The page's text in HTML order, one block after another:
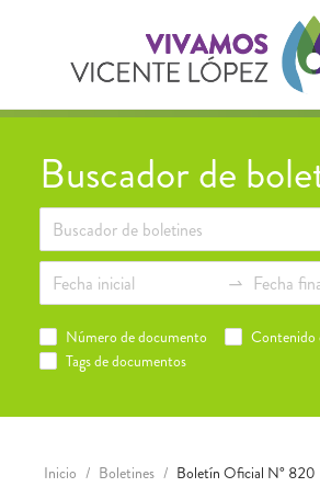
Buscador de
Número de documento
Contenido
Tags de documentos
Inicio / Boletines / Boletín Oficial N° 820